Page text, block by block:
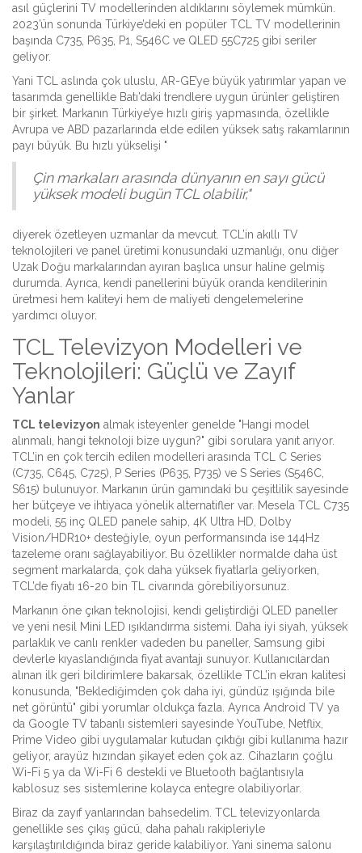
asıl güçlerini TV modellerinden aldıklarını söylemek mümkün.
2023’ün sonunda Türkiye’deki en popüler TCL TV modellerinin
başında C735, P635, P1, S546C ve QLED 55C725 gibi seriler
geliyor.
Yani TCL aslında çok uluslu, AR-GE’ye büyük yatırımlar yapan ve
tasarımda genellikle Batı’daki trendlere uygun ürünler geliştiren
bir şirket. Markanın Türkiye’ye hızlı giriş yapmasında, özellikle
Avrupa ve ABD pazarlarında elde edilen yüksek satış rakamlarının
payı büyük. Bu hızlı yükselişi "
Çin markaları arasında dünyanın en sayı gücü
yüksek modeli bugün TCL olabilir,"
diyerek özetleyen uzmanlar da mevcut. TCL’in akıllı TV
teknolojileri ve panel üretimi konusundaki uzmanlığı, onu diğer
Uzak Doğu markalarından ayıran başlıca unsur haline gelmiş
durumda. Ayrıca, kendi panellerini büyük oranda kendilerinin
üretmesi hem kaliteyi hem de maliyeti dengelemelerine
yardımcı oluyor.
TCL Televizyon Modelleri ve
Teknolojileri: Güçlü ve Zayıf
Yanlar
TCL televizyon almak isteyenler genelde "Hangi model
alınmalı, hangi teknoloji bize uygun?" gibi sorulara yanıt arıyor.
TCL’in en çok tercih edilen modelleri arasında TCL C Series
(C735, C645, C725), P Series (P635, P735) ve S Series (S546C,
S615) bulunuyor. Markanın ürün gamındaki bu çeşitlilik sayesinde
her bütçeye ve ihtiyaca yönelik alternatifler var. Mesela TCL C735
modeli, 55 inç QLED panele sahip, 4K Ultra HD, Dolby
Vision/HDR10+ desteğiyle, oyun performansında ise 144Hz
tazeleme oranı sağlayabiliyor. Bu özellikler normalde daha üst
segment markalarda, çok daha yüksek fiyatlarla geliyorken,
TCL’de fiyatı 16-20 bin TL civarında görebiliyorsunuz.
Markanın öne çıkan teknolojisi, kendi geliştirdiği QLED paneller
ve yeni nesil Mini LED ışıklandırma sistemi. Daha iyi siyah, yüksek
parlaklık ve canlı renkler vadeden bu paneller, Samsung gibi
devlerle kıyaslandığında fiyat avantajı sunuyor. Kullanıcılardan
alınan ilk geri bildirimlere bakarsak, özellikle TCL’in ekran kalitesi
konusunda, "Beklediğimden çok daha iyi, gündüz ışığında bile
net görüntü" gibi yorumlar oldukça fazla. Ayrıca Android TV ya
da Google TV tabanlı sistemleri sayesinde YouTube, Netflix,
Prime Video gibi uygulamalar kutudan çıktığı gibi kullanıma hazır
geliyor, arayüz hızından şikayet eden çok az. Cihazların çoğlu
Wi-Fi 5 ya da Wi-Fi 6 destekli ve Bluetooth bağlantısıyla
kablosuz ses sistemlerine kolayca entegre olabiliyorlar.
Biraz da zayıf yanlarından bahsedelim. TCL televizyonlarda
genellikle ses çıkış gücü, daha pahalı rakipleriyle
karşılaştırıldığında biraz geride kalabiliyor. Yani sinema salonu